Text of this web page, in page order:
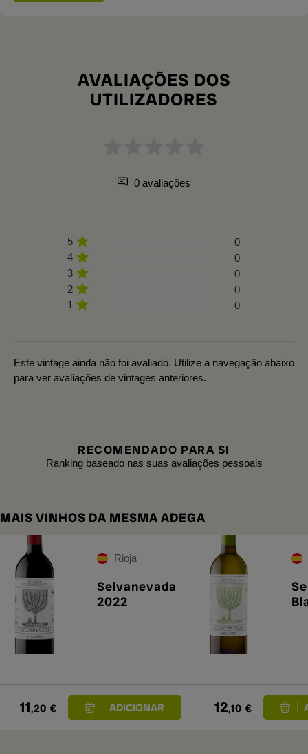
AVALIAÇÕES DOS
UTILIZADORES
0 avaliações
5
0
4
0
3
0
2
0
1
0
Este vintage ainda não foi avaliado. Utilize a navegação abaixo
para ver avaliações de vintages anteriores.
RECOMENDADO PARA SI
Ranking baseado nas suas avaliações pessoais
MAIS VINHOS DA MESMA ADEGA
Rioja
Selvanevada
2022
11,20 € 12,10 €